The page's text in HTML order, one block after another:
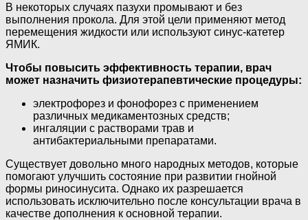
В некоторых случаях пазухи промывают и без
выполнения прокола. Для этой цели применяют метод
перемещения жидкости или используют синус-катетер
ЯМИК.
Чтобы повысить эффективность терапии, врач
может назначить физиотерапевтические процедуры:
электрофорез и фонофорез с применением
различных медикаментозных средств;
ингаляции с растворами трав и
антибактериальными препаратами.
Существует довольно много народных методов, которые
помогают улучшить состояние при развитии гнойной
формы риносинусита. Однако их разрешается
использовать исключительно после консультации врача в
качестве дополнения к основной терапии.